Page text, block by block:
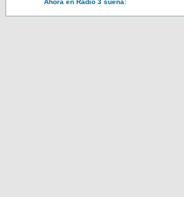
Ahora en Radio 3 suena: